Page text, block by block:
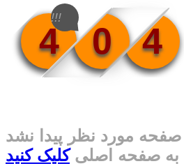
4 0 4
!!!
صفحه مورد نظر پیدا نشد
به صفحه اصلیکلیک کنید